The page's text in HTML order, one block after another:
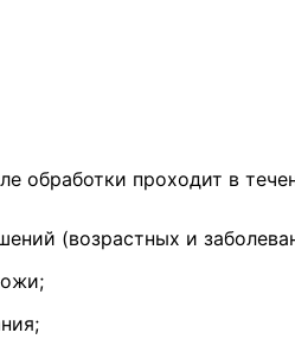
обработки проходит в
(возрастных и